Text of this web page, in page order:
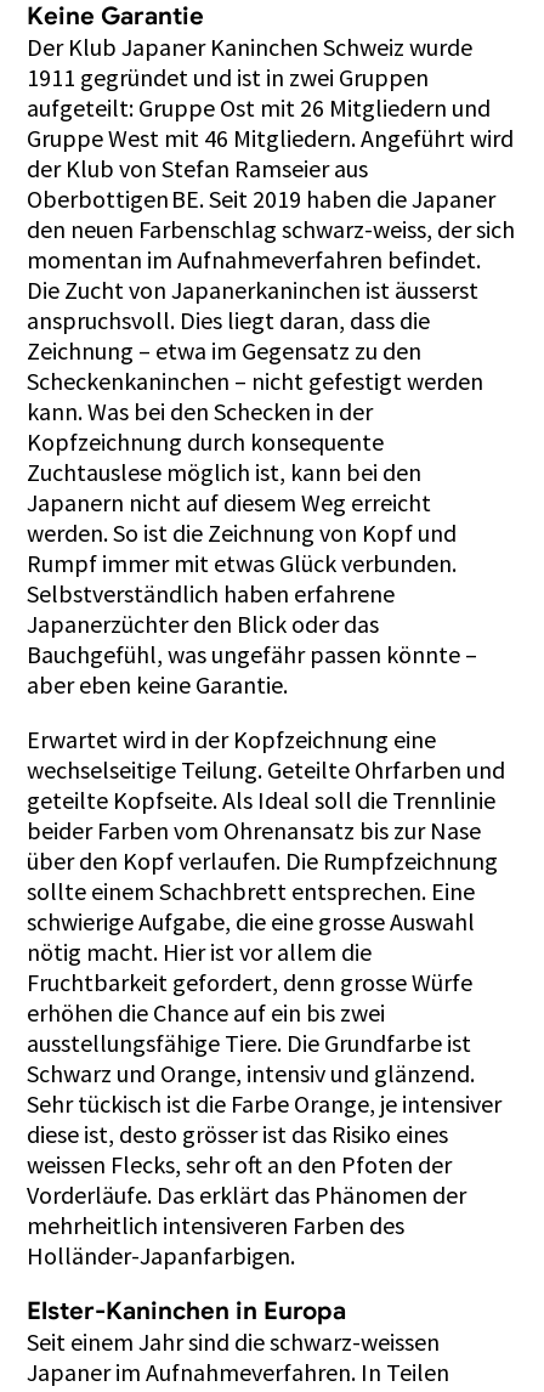
Keine Garantie
Der Klub Japaner Kaninchen Schweiz wurde
1911 gegründet und ist in zwei Gruppen
aufgeteilt: Gruppe Ost mit 26 Mitgliedern und
Gruppe West mit 46 Mitgliedern. Angeführt wird
der Klub von Stefan Ramseier aus
Oberbottigen BE. Seit 2019 haben die Japaner
den neuen Farbenschlag schwarz-weiss, der sich
momentan im Aufnahmeverfahren befindet.
Die Zucht von Japanerkaninchen ist äusserst
anspruchsvoll. Dies liegt daran, dass die
Zeichnung – etwa im Gegensatz zu den
Scheckenkaninchen – nicht gefestigt werden
kann. Was bei den Schecken in der
Kopfzeichnung durch konsequente
Zuchtauslese möglich ist, kann bei den
Japanern nicht auf diesem Weg erreicht
werden. So ist die Zeichnung von Kopf und
Rumpf immer mit etwas Glück verbunden.
Selbstverständlich haben erfahrene
Japanerzüchter den Blick oder das
Bauchgefühl, was ungefähr passen könnte –
aber eben keine Garantie.
Erwartet wird in der Kopfzeichnung eine
wechselseitige Teilung. Geteilte Ohrfarben und
geteilte Kopfseite. Als Ideal soll die Trennlinie
beider Farben vom Ohrenansatz bis zur Nase
über den Kopf verlaufen. Die Rumpfzeichnung
sollte einem Schachbrett entsprechen. Eine
schwierige Aufgabe, die eine grosse Auswahl
nötig macht. Hier ist vor allem die
Fruchtbarkeit gefordert, denn grosse Würfe
erhöhen die Chance auf ein bis zwei
ausstellungsfähige Tiere. Die Grundfarbe ist
Schwarz und Orange, intensiv und glänzend.
Sehr tückisch ist die Farbe Orange, je intensiver
diese ist, desto grösser ist das Risiko eines
weissen Flecks, sehr oft an den Pfoten der
Vorderläufe. Das erklärt das Phänomen der
mehrheitlich intensiveren Farben des
Holländer-Japanfarbigen.
Elster-Kaninchen in Europa
Seit einem Jahr sind die schwarz-weissen
Japaner im Aufnahmeverfahren. In Teilen